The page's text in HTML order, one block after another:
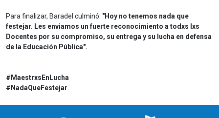
Para finalizar, Baradel culminó: "Hoy no tenemos nada que
festejar. Les enviamos un fuerte reconocimiento a todxs lxs
Docentes por su compromiso, su entrega y su lucha en defensa
de la Educación Pública".
#MaestrxsEnLucha
#NadaQueFestejar